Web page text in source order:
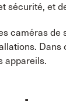
sécurité, et
caméras
appareils.